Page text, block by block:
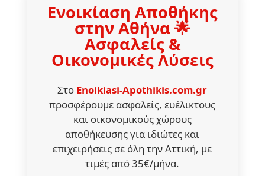
Ενοικίαση Αποθήκης
στην Αθήνα 🌟
Ασφαλείς &
Οικονομικές Λύσεις
Στο Enoikiasi-Apothikis.com.gr
προσφέρουμε ασφαλείς, ευέλικτους
και οικονομικούς χώρους
αποθήκευσης για ιδιώτες και
επιχειρήσεις σε όλη την Αττική, με
τιμές από 35€/μήνα.